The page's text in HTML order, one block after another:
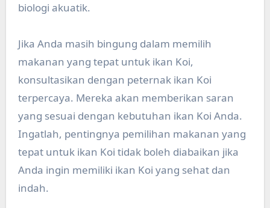
biologi akuatik.
Jika Anda masih bingung dalam memilih
makanan yang tepat untuk ikan Koi,
konsultasikan dengan peternak ikan Koi
terpercaya. Mereka akan memberikan saran
yang sesuai dengan kebutuhan ikan Koi Anda.
Ingatlah, pentingnya pemilihan makanan yang
tepat untuk ikan Koi tidak boleh diabaikan jika
Anda ingin memiliki ikan Koi yang sehat dan
indah.